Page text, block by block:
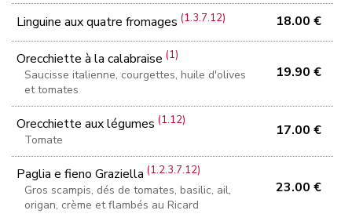
Linguine aux quatre fromages(1.3.7.12) 18.00 €
Orecchiette à la calabraise(1)
Saucisse italienne, courgettes, huile d'olives
et tomates
19.90 €
Orecchiette aux légumes(1.12)
Tomate
17.00 €
Paglia e fieno Graziella(1.2.3.7.12)
Gros scampis, dés de tomates, basilic, ail,
origan, crème et flambés au Ricard
23.00 €